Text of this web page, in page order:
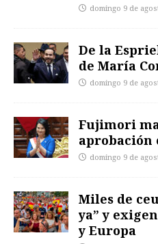
domingo 9 de
De la
de María
domingo 9 de
Fujimori
aprobación
domingo 9 de
Miles de
ya” y
y Europa